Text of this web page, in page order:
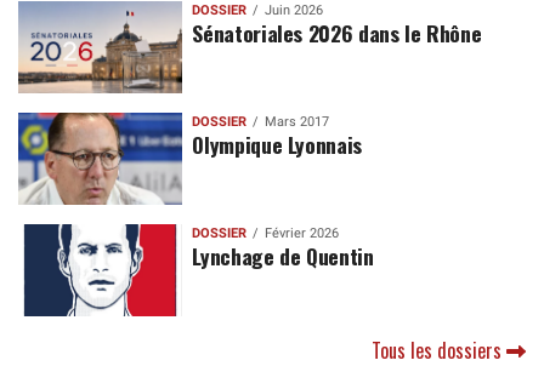
DOSSIER Juin 2026
Sénatoriales 2026 dans le Rhône
DOSSIER Mars 2017
Olympique Lyonnais
DOSSIER Février 2026
Lynchage de Quentin
Tous les dossiers